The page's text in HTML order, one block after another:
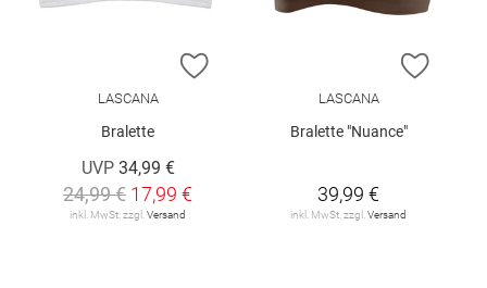
ZUR WUNSCHLISTE HINZUFÜGEN
LASCANA
Bralette
UVP 34,99 €
24,99 € 17,99 €
inkl. MwSt. zzgl. Versand
ZUR
LASCANA
Bralette "Nuance"
39,99 €
inkl. MwSt. zzgl. Versand